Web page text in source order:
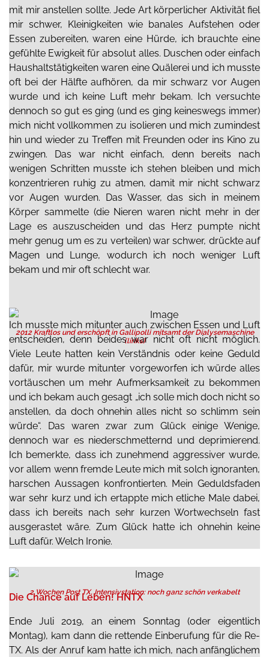
mit mir anstellen sollte. Jede Art körperlicher Aktivität fiel
mir schwer, Kleinigkeiten wie banales Aufstehen oder
Essen zubereiten, waren eine Hürde, ich brauchte eine
gefühlte Ewigkeit für absolut alles. Duschen oder einfach
Haushaltstätigkeiten waren eine Quälerei und ich musste
oft bei der Hälfte aufhören, da mir schwarz vor Augen
wurde und ich keine Luft mehr bekam. Ich versuchte
dennoch so gut es ging (und es ging keineswegs immer)
mich nicht vollkommen zu isolieren und mich zumindest
hin und wieder zu Treffen mit Freunden oder ins Kino zu
zwingen. Das war nicht einfach, denn bereits nach
wenigen Schritten musste ich stehen bleiben und mich
konzentrieren ruhig zu atmen, damit mir nicht schwarz
vor Augen wurden. Das Wasser, das sich in meinem
Körper sammelte (die Nieren waren nicht mehr in der
Lage es auszuscheiden und das Herz pumpte nicht
mehr genug um es zu verteilen) war schwer, drückte auf
Magen und Lunge, wodurch ich noch weniger Luft
bekam und mir oft schlecht war.
2012 Kraftlos und erschöpft in Gallipolli mitsamt der Dialysemaschine
(links)
Ich musste mich mitunter auch zwischen Essen und Luft
entscheiden, denn beides war nicht oft nicht möglich.
Viele Leute hatten kein Verständnis oder keine Geduld
dafür, mir wurde mitunter vorgeworfen ich würde alles
vortäuschen um mehr Aufmerksamkeit zu bekommen
und ich bekam auch gesagt „ich solle mich doch nicht so
anstellen, da doch ohnehin alles nicht so schlimm sein
würde“. Das waren zwar zum Glück einige Wenige,
dennoch war es niederschmetternd und deprimierend.
Ich bemerkte, dass ich zunehmend aggressiver wurde,
vor allem wenn fremde Leute mich mit solch ignoranten,
harschen Aussagen konfrontierten. Mein Geduldsfaden
war sehr kurz und ich ertappte mich etliche Male dabei,
dass ich bereits nach sehr kurzen Wortwechseln fast
ausgerastet wäre. Zum Glück hatte ich ohnehin keine
Luft dafür. Welch Ironie.
2 Wochen Post TX, Intensivstation: noch ganz schön verkabelt
Die Chance auf Leben! HNTX
Ende Juli 2019, an einem Sonntag (oder eigentlich
Montag), kam dann die rettende Einberufung für die Re-
TX.Als der Anruf kam hatte ich mich, nach anfänglichem